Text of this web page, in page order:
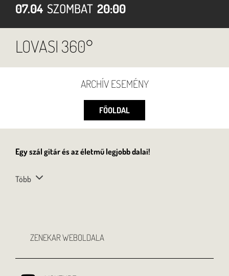
07.04 SZOMBAT 20:00
LOVASI 360°
ARCHÍV ESEMÉNY
FŐOLDAL
Egy szál gitár és az életmű legjobb dalai!
Több
ZENEKAR WEBOLDALA